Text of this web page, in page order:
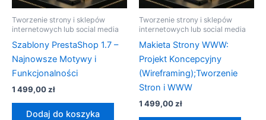
Tworzenie strony i sklepów
internetowych lub social media
Szablony PrestaShop 1.7 –
Najnowsze Motywy i
Funkcjonalności
1 499,00zł
Dodaj do koszyka
Tworzenie strony i sklepów
internetowych lub social media
Makieta Strony WWW:
Projekt Koncepcyjny
(Wireframing);Tworzenie
Stron i WWW
1 499,00zł